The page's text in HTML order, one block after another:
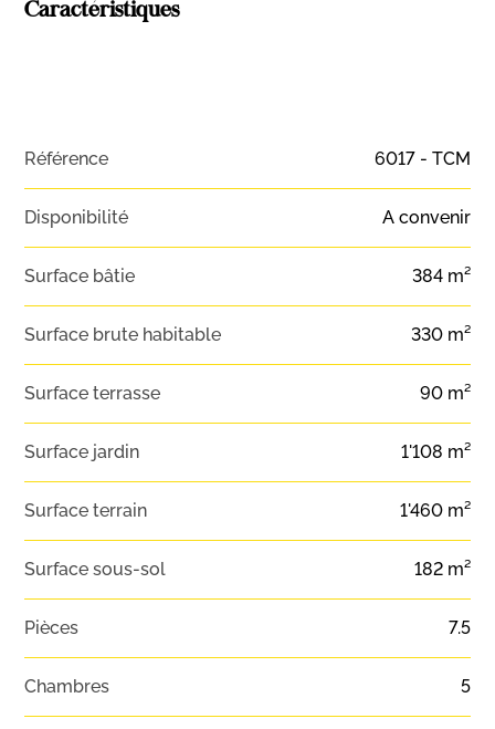
Caractéristiques
Référence 6017 - TCM
Disponibilité A convenir
Surface bâtie 384 m²
Surface brute habitable 330 m²
Surface terrasse 90 m²
Surface jardin 1'108 m²
Surface terrain 1'460 m²
Surface sous-sol 182 m²
Pièces 7.5
Chambres 5